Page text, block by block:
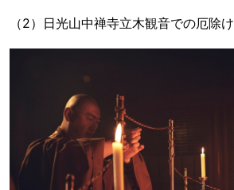
（2）日光山中禅寺立木観音での厄除け